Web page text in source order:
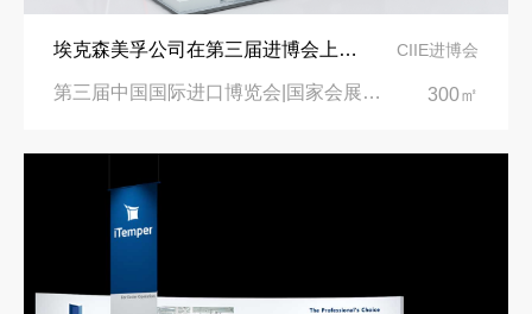
埃克森美孚公司在第三届进博会上展示非凡的展台搭建设计 CIIE进博会
第三届中国国际进口博览会|国家会展中心 300㎡